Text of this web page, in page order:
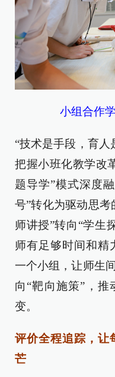
小组合作
“技术是手段，育人
把握小班化教学改
题导学”模式深度
号”转化为驱动思考
师讲授”转向“学生
师有足够时间和精
一个小组，让师生
向“靶向施策”，推
变。
评价全程追踪，让
芒